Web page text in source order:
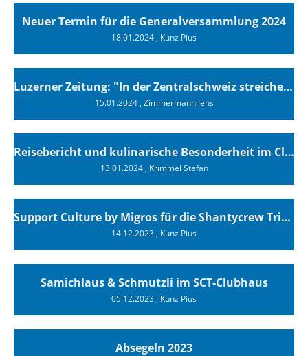
Neuer Termin für die Generalversammlung 2024
18.01.2024, Kunz Pius
Luzerner Zeitung: "In der Zentralschweiz streichen immer mehr Bootsbesitzer ihre Segel"
15.01.2024, Zimmermann Jens
Reisebericht und kulinarische Besonderheit im Clubhaus
13.01.2024, Krimmel Stefan
Support Culture by Migros für die Shantycrew Tribschenhorn Luzern
14.12.2023, Kunz Pius
Samichlaus & Schmutzli im SCT-Clubhaus
05.12.2023, Kunz Pius
Absegeln 2023